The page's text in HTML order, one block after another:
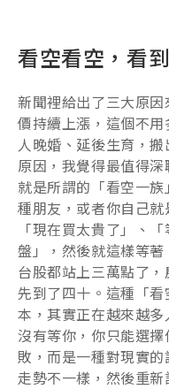
看空看空，看
新聞裡給出了三大原
價持續上漲，這個不
人晚婚、延後生育，
原因，我覺得最值得
就是所謂的「看空一
種朋友，或者你自己
「現在買太貴了」、
盤」，然後就這樣等著
台股都站上三萬點了
先到了四十。這種「
本，其實正在越來越
沒有等你，你只能選
敗，而是一種對現實
走勢不一樣，然後重新